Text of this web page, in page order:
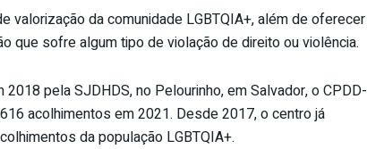
valorização da comunidade LGBTQIA+, além de oferecer
que sofre algum tipo de violação de direito ou violência.
pela SJDHDS, no Pelourinho, em Salvador, o CPDD-
acolhimentos em 2021. Desde 2017, o centro já
da população LGBTQIA+.